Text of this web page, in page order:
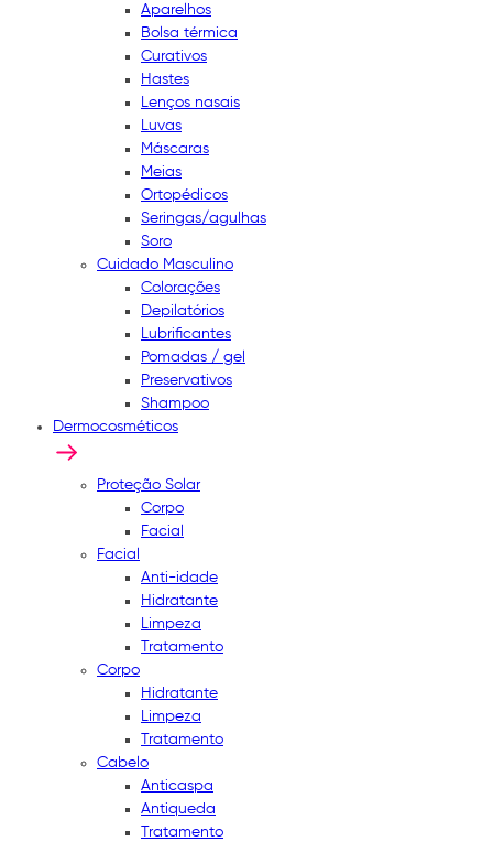
Aparelhos
Bolsa térmica
Curativos
Hastes
Lenços nasais
Luvas
Máscaras
Meias
Ortopédicos
Seringas/agulhas
Soro
Cuidado Masculino
Colorações
Depilatórios
Lubrificantes
Pomadas / gel
Preservativos
Shampoo
Dermocosméticos
Proteção Solar
Corpo
Facial
Facial
Anti-idade
Hidratante
Limpeza
Tratamento
Corpo
Hidratante
Limpeza
Tratamento
Cabelo
Anticaspa
Antiqueda
Tratamento